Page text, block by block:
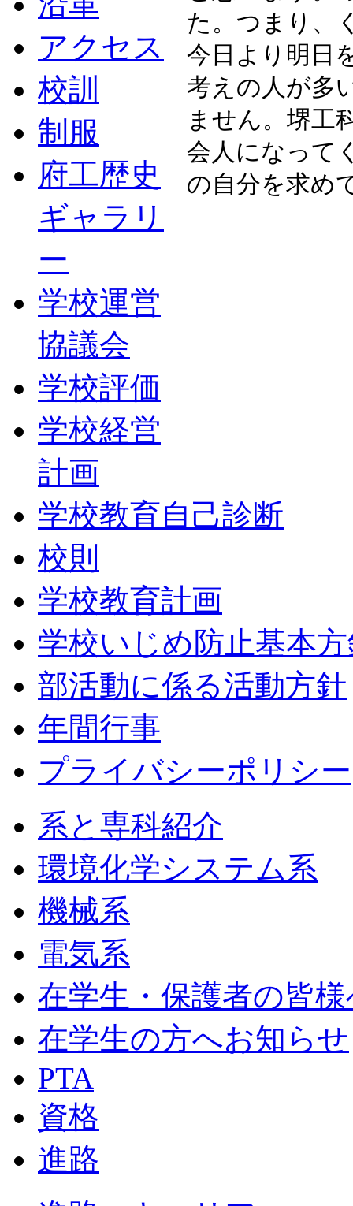
た。つまり、
今日より明日
考えの人が多
ません。堺工
会人になって
の自分を求め
アクセス
校訓
制服
府工歴史
ギャラリ
ー
学校運営
協議会
学校評価
学校経営
計画
学校教育自己診断
校則
学校教育計画
学校いじめ防止基本
部活動に係る活動方針
年間行事
プライバシーポリシー
系と専科紹介
環境化学システム系
機械系
電気系
在学生・保護者の皆
在学生の方へお知らせ
PTA
資格
進路